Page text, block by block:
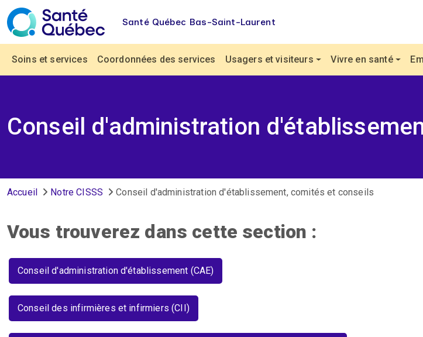
Aller au contenu principal
Santé Québec Bas-Saint-Laurent
Navigation principale
Soins et services Coordonnées des services Usagers et visiteurs Vivre en santé
Conseil d'administration
Fil d'Ariane
Accueil Notre CISSS Conseil d'administration d'établissement, comités et conseils
Vous trouverez dans cette section :
Conseil d'administration d'établissement (CAE)
Conseil des infirmières et infirmiers (CII)